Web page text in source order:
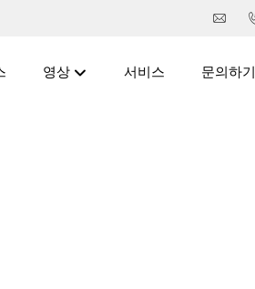
영상 서비스 문의하기